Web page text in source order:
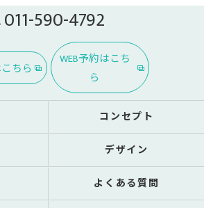
011-590-4792
ちら
WEB予約はこち
ら
コンセプト
デザイン
よくある質問